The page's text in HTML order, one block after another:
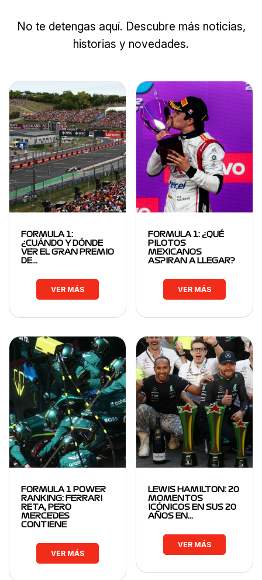
No te detengas aquí. Descubre más noticias,
historias y novedades.
FORMULA 1:
¿CUÁNDO Y DÓNDE
VER EL GRAN PREMIO
DE…
VER MÁS
FORMULA 1: ¿QUÉ
PILOTOS
MEXICANOS
ASPIRAN A LLEGAR?
VER MÁS
FORMULA 1 POWER
RANKING: FERRARI
RETA, PERO
MERCEDES
CONTIENE
VER MÁS
LEWIS HAMILTON: 20
MOMENTOS
ICÓNICOS EN SUS 20
AÑOS EN…
VER MÁS